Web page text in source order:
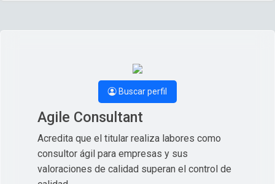
Buscar perfil
Agile Consultant
Acredita que el titular realiza labores como
consultor ágil para empresas y sus
valoraciones de calidad superan el control de